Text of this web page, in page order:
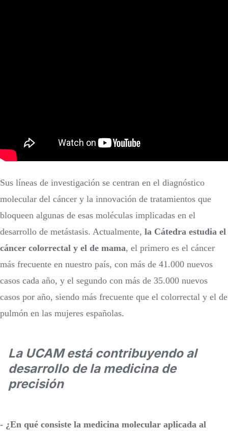
Sus líneas de investigación se centran en el diagnóstico
molecular del cáncer y la innovación de tratamientos que
bloqueen algunas de esas moléculas implicadas en el
desarrollo de metástasis. Actualmente, la Cátedra estudia el
cáncer colorrectal y el de mama, el primero es el cáncer
más frecuente en nuestro país, con más de 41.000 nuevos
casos cada año, y el segundo con más de 35.000 nuevos
casos por año, siendo más frecuente que el colorrectal y el de
pulmón en las mujeres españolas.
La UCAM está contribuyendo al
desarrollo de la medicina de
precisión
- ¿En qué consiste la medicina molecular aplicada al